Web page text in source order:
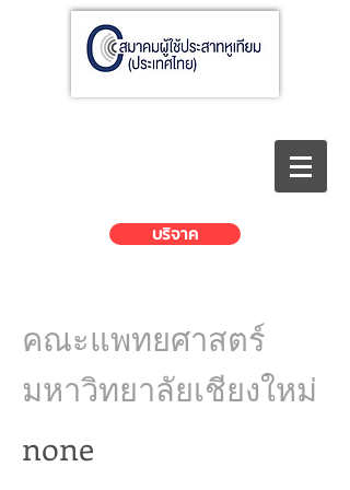
บริจาค
คณะแพทยศาสตร์
มหาวิทยาลัยเชียงใหม่
none